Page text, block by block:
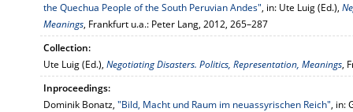
the Quechua People of the South Peruvian Andes", in: Ute Luig (Ed.),
Meanings, Frankfurt u.a.: Peter Lang, 2012, 265–287
Collection:
Ute Luig (Ed.), Negotiating Disasters. Politics, Representation, Meanings,
Inproceedings:
Dominik Bonatz, "Bild, Macht und Raum im neuassyrischen Reich", in: